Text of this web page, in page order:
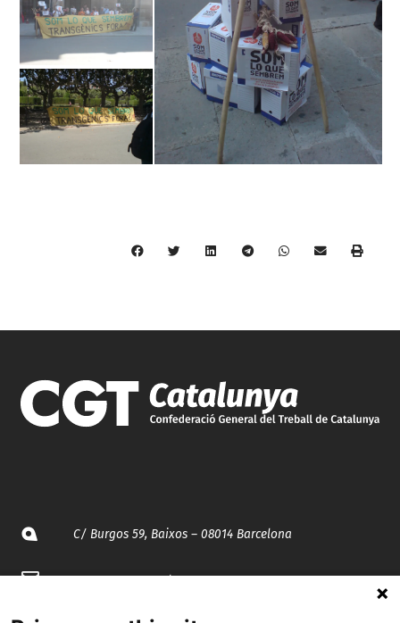
C/ Burgos 59, Baixos – 08014 Barcelona
spccc@spcgtcatalunya.cat